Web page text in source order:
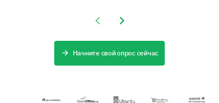
продукта с
эффективного
шаблона.
выявить
области для
Previous slide
Next slide
Начните свой опрос сейчас